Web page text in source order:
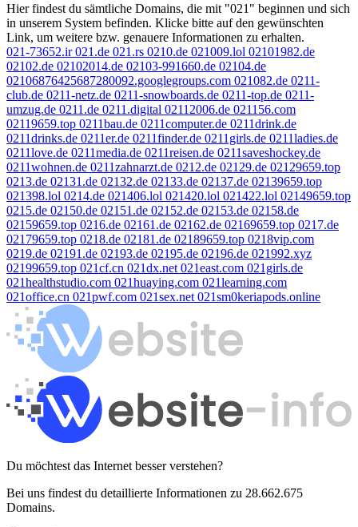
Hier findest du sämtliche Domains, die mit "021" beginnen und sich
in unserem System befinden. Klicke bitte auf den gewünschten
Link, um weitere bzw. genauere Informationen zu erhalten.
021-73652.ir021.de 021.rs 0210.de 021009.lol 02101982.de
02102.de 02102014.de 02103-991660.de 02104.de
02106876425687280092.googlegroups.com 021082.de 0211-
club.de 0211-netz.de 0211-snowboards.de 0211-top.de 0211-
umzug.de 0211.de 0211.digital 02112006.de 021156.com
02119659.top 0211bau.de 0211computer.de 0211drink.de
0211drinks.de 0211er.de 0211finder.de 0211girls.de 0211ladies.de
0211love.de 0211media.de 0211reisen.de 0211saveshockey.de
0211wohnen.de 0211zahnarzt.de 0212.de 02129.de 02129659.top
0213.de 02131.de 02132.de 02133.de 02137.de 02139659.top
021398.lol 0214.de 021406.lol 021420.lol 021422.lol 02149659.top
0215.de 02150.de 02151.de 02152.de 02153.de 02158.de
02159659.top 0216.de 02161.de 02162.de 02169659.top 0217.de
02179659.top 0218.de 02181.de 02189659.top 0218vip.com
0219.de 02191.de 02193.de 02195.de 02196.de 021992.xyz
02199659.top 021cf.cn 021dx.net 021east.com 021girls.de
021healthstudio.com 021huaying.com 021learning.com
021office.cn 021pwf.com 021sex.net 021sm0keriapods.online
Du möchtest das Internet besser verstehen?
Bei uns findest du detaillierte Informationen zu 28.662.675
Domains.